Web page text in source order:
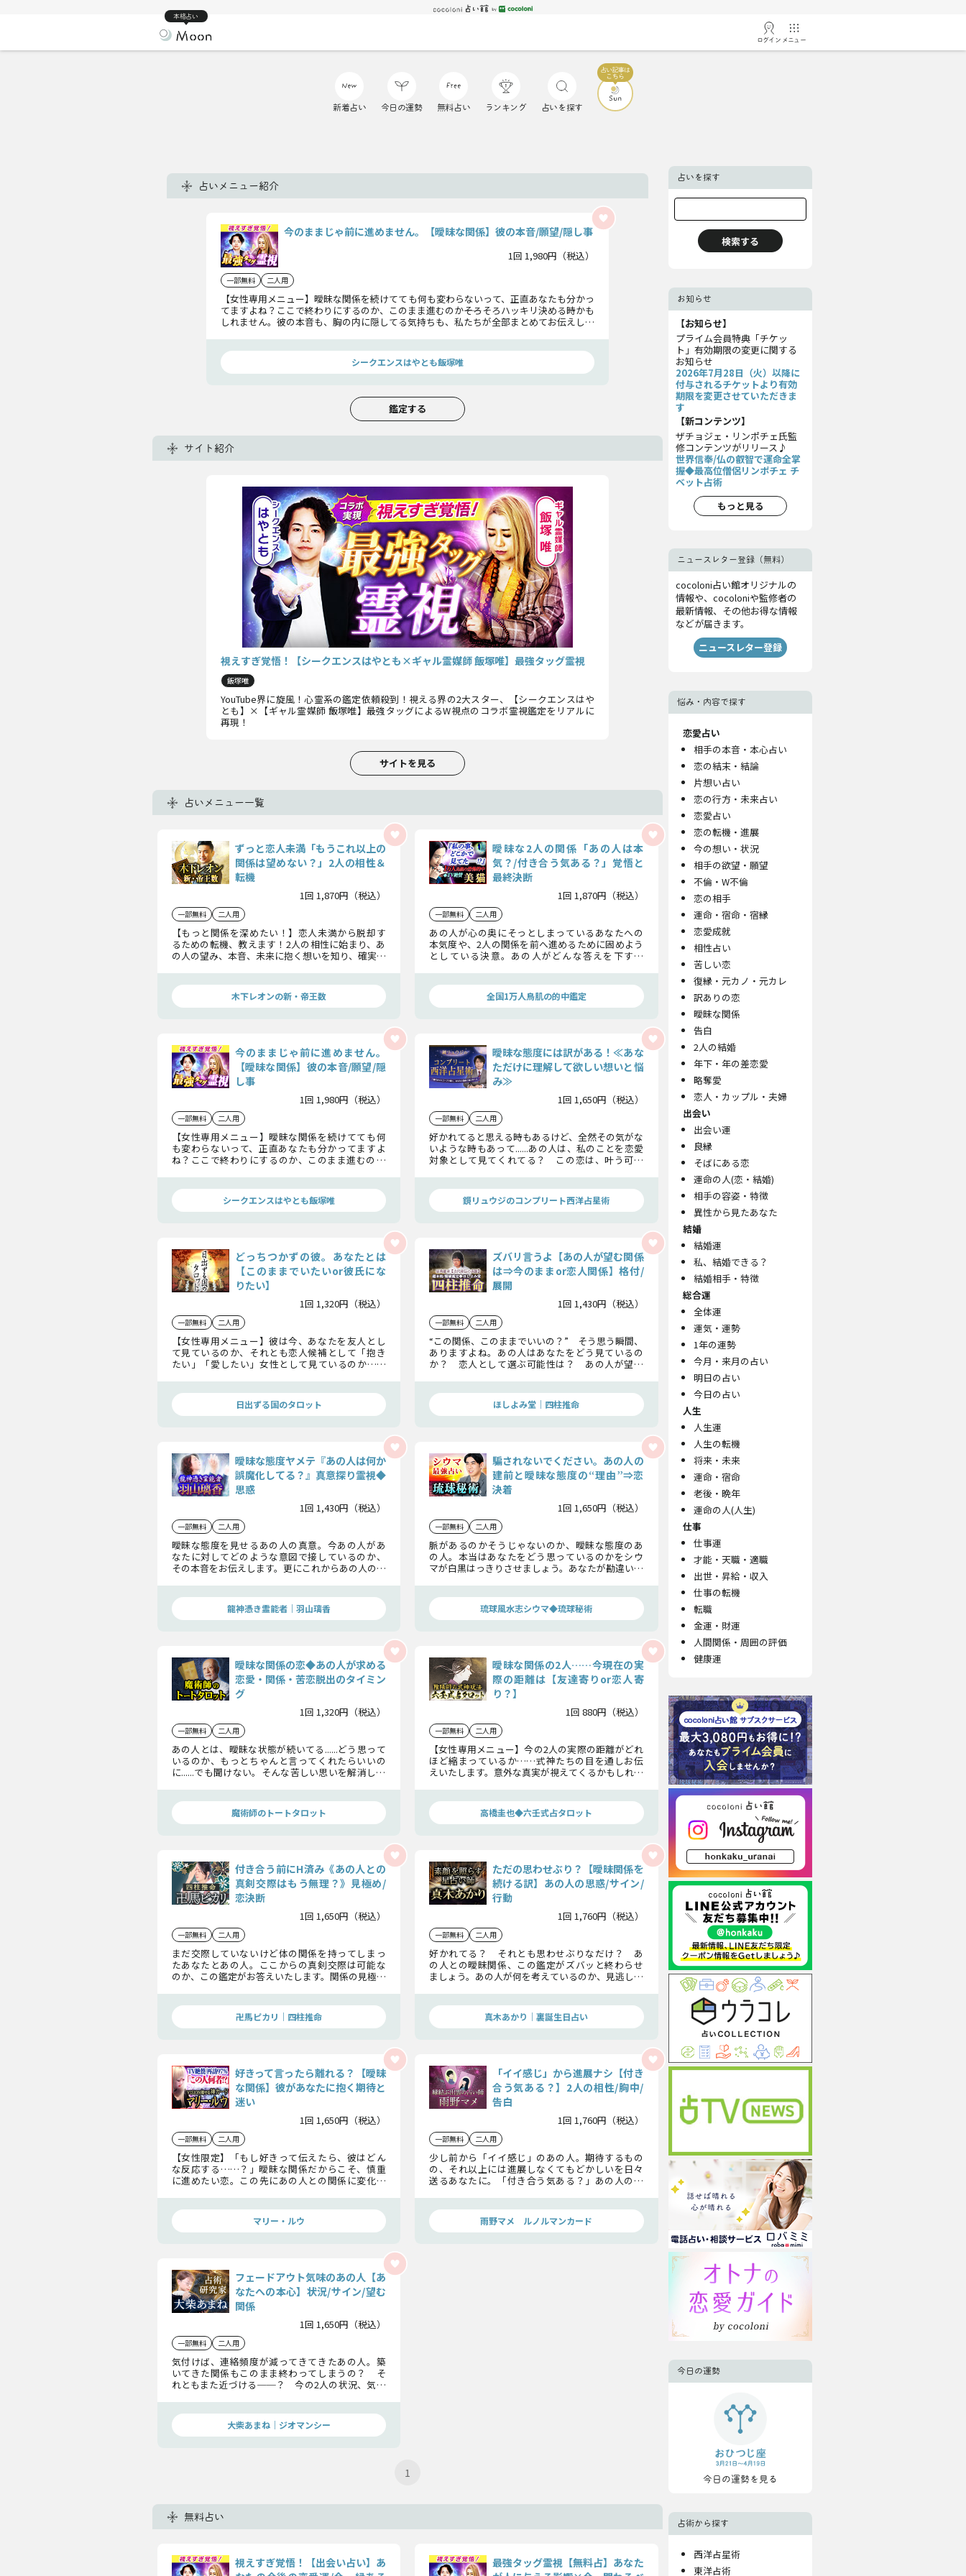
本格占い
ログイン メニュー
新着占い 今日の運勢 無料占い ランキング 占いを探す
占いメニュー紹介
今のままじゃ前に進めません。【曖昧な関係】彼の本音/願望/隠し事
1回 1,980円（税込）
一部無料 二人用
【女性専用メニュー】曖昧な関係を続けてても何も変わらないって、正直あなたも分かっ
てますよね？ここで終わりにするのか、このまま進むのか――そろそろハッキリ決める時かも
しれません。彼の本音も、胸の内に隠してる気持ちも、私たちが全部まとめてお伝えしま
シークエンスはやとも飯塚唯
鑑定する
サイト紹介
視えすぎ覚悟！【シークエンスはやとも×ギャル霊媒師 飯塚唯】最強タッグ霊視
飯塚唯
YouTube界に旋風！心霊系の鑑定依頼殺到！視える界の2大スター、【シークエンスはや
とも】×【ギャル霊媒師 飯塚唯】最強タッグによるW視点のコラボ霊視鑑定をリアルに
再現！
サイトを見る
占いメニュー一覧
ずっと恋人未満「もうこれ以上の
関係は望めない？」2人の相性＆
転機
1回 1,870円（税込）
一部無料 二人用
【もっと関係を深めたい！】恋人未満から脱却す
るための転機、教えます！2人の相性に始まり、あ
の人の望み、本音、未来に抱く想いを知り、確実に
木下レオンの新・帝王数
曖昧な2人の関係「あの人は本
気？/付き合う気ある？」覚悟と
最終決断
1回 1,870円（税込）
一部無料 二人用
あの人が心の奥にそっとしまっているあなたへの
本気度や、2人の関係を前へ進めるために固めよう
としている決意。あの人がどんな答えを下すの
全国1万人鳥肌の的中鑑定
今のままじゃ前に進めません。
【曖昧な関係】彼の本音/願望/隠
し事
1回 1,980円（税込）
一部無料 二人用
【女性専用メニュー】曖昧な関係を続けてても何
も変わらないって、正直あなたも分かってますよ
ね？ここで終わりにするのか、このまま進むのか――
部まとめてお伝えしますね。
シークエンスはやとも飯塚唯
曖昧な態度には訳がある！≪あな
ただけに理解して欲しい想いと悩
み≫
1回 1,650円（税込）
一部無料 二人用
好かれてると思える時もあるけど、全然その気がな
いような時もあって......あの人は、私のことを恋愛
対象として見てくれてる？ この恋は、叶う可能
の転機を教えます。
鏡リュウジのコンプリート西洋占星術
どっちつかずの彼。あなたとは
【このままでいたいor彼氏にな
りたい】
1回 1,320円（税込）
一部無料 二人用
【女性専用メニュー】彼は今、あなたを友人とし
て見ているのか、それとも恋人候補として「抱き
たい」「愛したい」女性として見ているのか……
日出ずる国のタロット
ズバリ言うよ【あの人が望む関係
は⇒今のままor恋人関係】格付/
展開
1回 1,430円（税込）
一部無料 二人用
“この関係、このままでいいの？” そう思う瞬間、
ありますよね。あの人はあなたをどう見ているの
か？ 恋人として選ぶ可能性は？ あの人が望む
ほしよみ堂｜四柱推命
曖昧な態度ヤメテ『あの人は何か
誤魔化してる？』真意探り霊視◆
思惑
1回 1,430円（税込）
一部無料 二人用
曖昧な態度を見せるあの人の真意。今あの人があ
なたに対してどのような意図で接しているのか、
その本音をお伝えします。更にこれからあの人の恋
龍神憑き霊能者｜羽山璃香
騙されないでください。あの人の
建前と曖昧な態度の“理由”⇒恋
決着
1回 1,650円（税込）
一部無料 二人用
脈があるのかそうじゃないのか、曖昧な態度のあ
の人。本当はあなたをどう思っているのかをシウ
マが白黒はっきりさせましょう。あなたが勘違いし
かもきちんとお話ししますよ。
琉球風水志シウマ◆琉球秘術
曖昧な関係の恋◆あの人が求める
恋愛・関係・苦恋脱出のタイミン
グ
1回 1,320円（税込）
一部無料 二人用
あの人とは、曖昧な状態が続いてる......どう思って
いるのか、もっとちゃんと言ってくれたらいいの
に......でも聞けない。そんな苦しい思いを解消して
かまでを教えます。魔術師のトートタロット
曖昧な関係の2人……今現在の実
際の距離は【友達寄りor恋人寄
り？】
1回 880円（税込）
一部無料 二人用
【女性専用メニュー】今の2人の実際の距離がどれ
ほど縮まっているか……式神たちの目を通しお伝
えいたします。意外な真実が視えてくるかもしれま
高橋圭也◆六壬式占タロット
付き合う前にH済み《あの人との
真剣交際はもう無理？》見極め/
恋決断
1回 1,650円（税込）
一部無料 二人用
まだ交際していないけど体の関係を持ってしまっ
たあなたとあの人。ここからの真剣交際は可能な
のか、この鑑定がお答えいたします。関係の見極め
卍馬ピカリ｜四柱推命
ただの思わせぶり？【曖昧関係を
続ける訳】あの人の思惑/サイン/
行動
1回 1,760円（税込）
一部無料 二人用
好かれてる？ それとも思わせぶりなだけ？ あ
の人との曖昧関係、この鑑定がズバッと終わらせ
ましょう。あの人が何を考えているのか、見逃して
真木あかり｜裏誕生日占い
好きって言ったら離れる？【曖昧
な関係】彼があなたに抱く期待と
迷い
1回 1,650円（税込）
一部無料 二人用
【女性限定】「もし好きって伝えたら、彼はどん
な反応する……？」曖昧な関係だからこそ、慎重
に進めたい恋。この先にあの人との関係に変化は
マリー・ルウ
「イイ感じ」から進展ナシ【付き
合う気ある？】2人の相性/胸中/
告白
1回 1,760円（税込）
一部無料 二人用
少し前から「イイ感じ」のあの人。期待するもの
の、それ以上には進展しなくてもどかしいを日々
送るあなたに。「付き合う気ある？」あの人の胸
雨野マメ ルノルマンカード
フェードアウト気味のあの人【あ
なたへの本心】状況/サイン/望む
関係
1回 1,650円（税込）
一部無料 二人用
気付けば、連絡頻度が減ってきてきたあの人。築
いてきた関係もこのまま終わってしまうの？ そ
れともまた近づける──？ 今の2人の状況、気持
大柴あまね｜ジオマンシー
1
無料占い
視えすぎ覚悟！【出会い占い】あ
最強タッグ霊視【無料占】あなた
占いを探す
お知らせ
【お知らせ】
プライム会員特典「チケッ
ト」有効期限の変更に関する
お知らせ
2026年7月28日（火）以降に
付与されるチケットより有効
期限を変更させていただきま
す
【新コンテンツ】
ザチョジェ・リンポチェ氏監
修コンテンツがリリース♪
世界信奉/仏の叡智で運命全掌
握◆最高位僧侶リンポチェ チ
ベット占術
もっと見る
ニュースレター登録（無料）
cocoloni占い館オリジナルの
情報や、cocoloniや監修者の
最新情報、その他お得な情報
などが届きます。
ニュースレター登録
悩み・内容で探す
恋愛占い
相手の本音・本心占い
恋の結末・結論
片想い占い
恋の行方・未来占い
恋愛占い
恋の転機・進展
今の想い・状況
相手の欲望・願望
不倫・W不倫
恋の相手
運命・宿命・宿縁
恋愛成就
相性占い
苦しい恋
復縁・元カノ・元カレ
訳ありの恋
曖昧な関係
告白
2人の結婚
年下・年の差恋愛
略奪愛
恋人・カップル・夫婦
出会い
出会い運
良縁
そばにある恋
運命の人(恋・結婚)
相手の容姿・特徴
異性から見たあなた
結婚
結婚運
私、結婚できる？
結婚相手・特徴
総合運
全体運
運気・運勢
1年の運勢
今月・来月の占い
明日の占い
今日の占い
人生
人生運
人生の転機
将来・未来
運命・宿命
老後・晩年
運命の人(人生)
仕事
仕事運
才能・天職・適職
出世・昇給・収入
仕事の転機
転職
金運・財運
人間関係・周囲の評価
健康運
今日の運勢
今日の運勢を見る
占術から探す
西洋占星術
東洋占術